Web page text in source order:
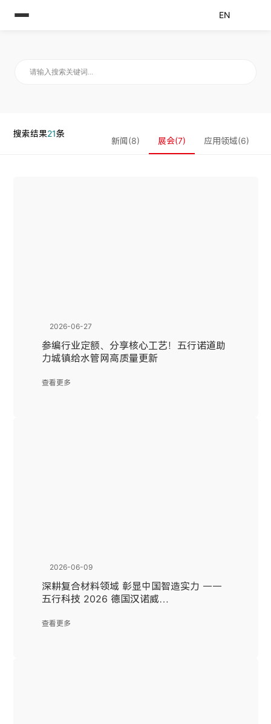
EN
搜索结果21条
新闻(8) 展会(7) 应用领域(6)
2026-06-27
参编行业定额、分享核心工艺！五行诺道助
力城镇给水管网高质量更新
查看更多
2026-06-09
深耕复合材料领域 彰显中国智造实力 ——
五行科技 2026 德国汉诺威
查看更多